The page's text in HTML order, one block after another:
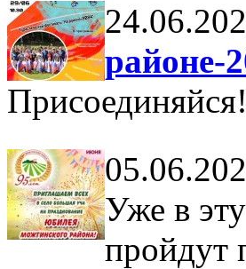
районе-
Присоединяйся!
Уже в
пройдут